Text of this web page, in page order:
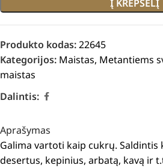
Į KREPŠELĮ
Produkto kodas:22645
Kategorijos: Maistas, Metantiems
maistas
Dalintis:
Aprašymas
Galima vartoti kaip cukrų. Saldintis
desertus, kepinius, arbatą, kavą ir